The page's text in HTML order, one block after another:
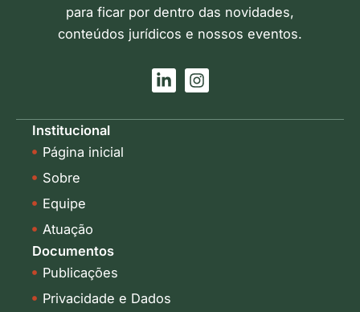
para ficar por dentro das novidades,
conteúdos jurídicos e nossos eventos.
L
i
k
I
n
t
Institucional
Página inicial
Sobre
Equipe
Atuação
Documentos
Publicações
Privacidade e Dados